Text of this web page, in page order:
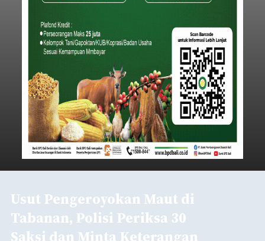
Usut Pengeroyokan Maut di
Tabanan, Polisi Periksa 30
Saksi dan Minta Keterangan